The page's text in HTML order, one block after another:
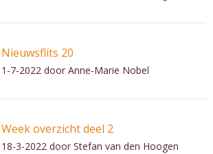
Nieuwsflits 20
1-7-2022 door Anne-Marie Nobel
Week overzicht deel 2
18-3-2022 door Stefan van den Hoogen